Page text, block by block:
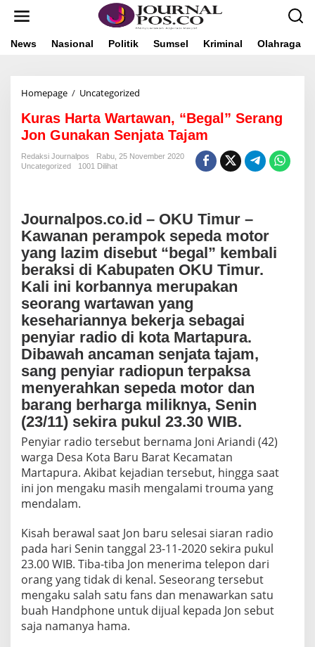
News Nasional Politik Sumsel Kriminal Olahraga
Homepage / Uncategorized
r
a
s
H
W
a
r
t
a
w
a
n
,
"
B
e
g
a
l
"
S
e
r
a
n
g
G
u
n
k
a
n
Kuras Harta Wartawan, “Begal” Serang
Jon Gunakan Senjata Tajam
Redaksi Journalpos
Rabu, 25 November 2020
Uncategorized
1001 Dilihat
Journalpos.co.id – OKU Timur –
Kawanan perampok sepeda motor
yang lazim disebut “begal” kembali
beraksi di Kabupaten OKU Timur.
Kali ini korbannya merupakan
seorang wartawan yang
kesehariannya bekerja sebagai
penyiar radio di kota Martapura.
Dibawah ancaman senjata tajam,
sang penyiar radiopun terpaksa
menyerahkan sepeda motor dan
barang berharga miliknya, Senin
(23/11) sekira pukul 23.30 WIB.
Penyiar radio tersebut bernama Joni Ariandi (42)
warga Desa Kota Baru Barat Kecamatan
Martapura. Akibat kejadian tersebut, hingga saat
ini jon mengaku masih mengalami trouma yang
mendalam.
Kisah berawal saat Jon baru selesai siaran radio
pada hari Senin tanggal 23-11-2020 sekira pukul
23.00 WIB. Tiba-tiba Jon menerima telepon dari
orang yang tidak di kenal. Seseorang tersebut
mengaku salah satu fans dan menawarkan satu
buah Handphone untuk dijual kepada Jon sebut
saja namanya hama.